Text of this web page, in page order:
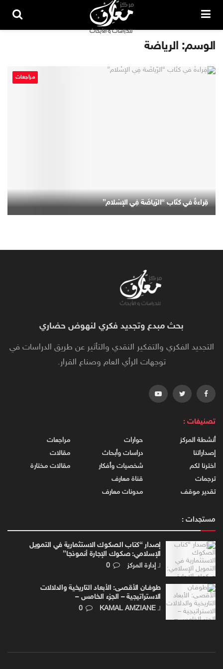
الوسم: الرياضة
مراجعات
قِراءةٌ في كتَاب “الرّياضَة فِي الإسْلام”
بحث مبدع وتجديد فكري لنهوض حضاري
التجديد الفكري والتفكير النقدي والتأثير عن طريق الدراسات في
توجهات الرأي العام وصناع القرار.
تصنيفات :
أنشطة المركز
إصداراتنا
اخترنا لكم
ترجمات
تقدير موقف
حوارات
دراسات وأبحاث
شخصيات وأفكار
قناة معارف
مدونات معارف
مراجعات
مقالات
مقالات مختارة
مستجدات :
إصدار “كتاب الصكوك الاستثمارية في التمويل
الإسلامي: صكوك الإجارة أنموذجا”
لـ إدارة المركز
طوفـان الأقصـى: الأبعاد التاريخية والدلالات
الاستراتيجية – الجزء الخامس –
لـ KAMAL AMZIANE